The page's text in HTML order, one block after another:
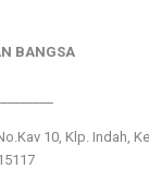
BANGSA
10, Klp. Indah,